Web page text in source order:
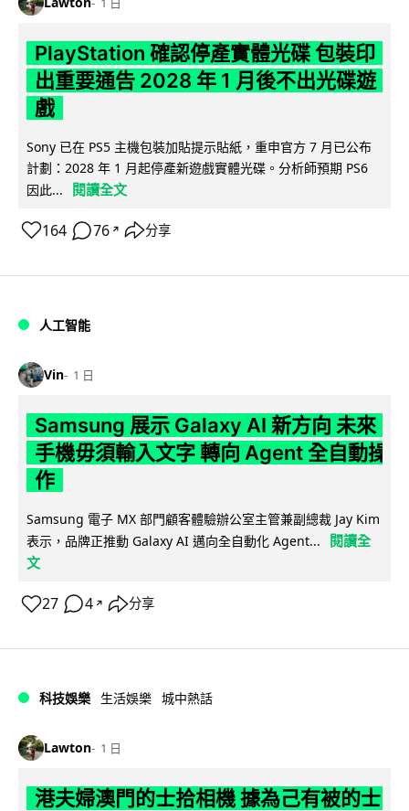
PlayStation 確認停產實體光碟 包裝印
出重要通告 2028 年 1 月後不出光碟遊
戲
Sony 已在 PS5 主機包裝加貼提示貼紙，重申官方 7 月已公布
計劃：2028 年 1 月起停產新遊戲實體光碟。分析師預期 PS6
因此...
閱讀全文
164 76 ↗ 分享
人工智能
Vin 1 日
Samsung 展示 Galaxy AI 新方向 未來
手機毋須輸入文字 轉向 Agent 全自動操
作
Samsung 電子 MX 部門顧客體驗辦公室主管兼副總裁 Jay Kim
表示，品牌正推動 Galaxy AI 邁向全自動化 Agent...
閱讀全
文
27 4 ↗ 分享
科技娛樂 生活娛樂 城中熱話
Lawton 1 日
港夫婦澳門的士拾相機 據為己有被的士